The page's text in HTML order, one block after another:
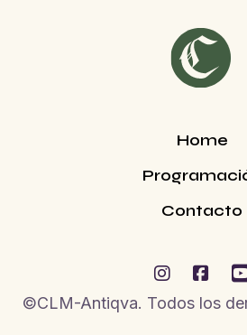
Home
Contacto
 
©CLM-Antiqva. Todos los